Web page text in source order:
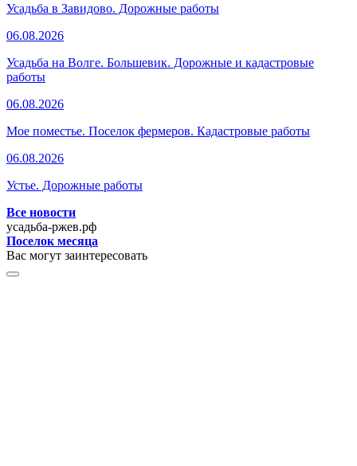
Усадьба в Завидово. Дорожные работы
06.08.2026
Усадьба на Волге. Большевик. Дорожные и кадастровые
работы
06.08.2026
Мое поместье. Поселок фермеров. Кадастровые работы
06.08.2026
Устье. Дорожные работы
Все новости
усадьба-ржев.рф
Поселок месяца
Вас могут заинтересовать